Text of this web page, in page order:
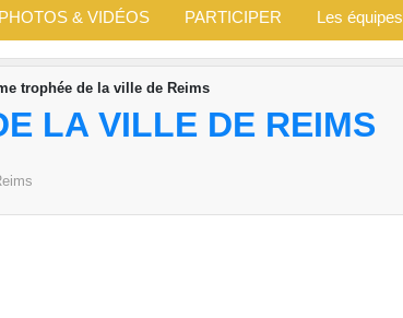
PHOTOS & VIDÉOS PARTICIPER Les équipes
trophée de la ville de Reims
LA VILLE DE REIMS